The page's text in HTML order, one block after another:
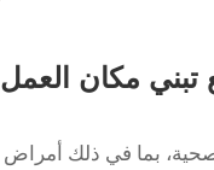
تبني مكان العمل
بما في ذلك أمراض